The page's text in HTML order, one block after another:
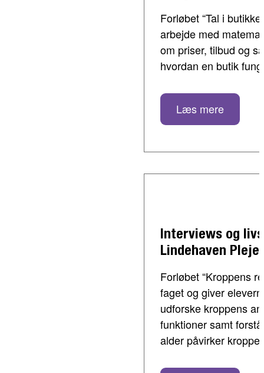
Forløbet “Tal i
arbejde med
om priser, tilbud og
hvordan en butik
Læs mere
Interviews og
Lindehaven
Forløbet “Kroppens
faget og giver
udforske kroppens
funktioner samt
alder påvirker